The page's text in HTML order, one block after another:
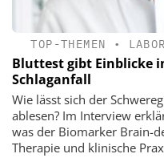
TOP-THEMEN • LABOR
Bluttest gibt Einblicke
Schlaganfall
Wie lässt sich der
ablesen? Im Interview
was der Biomarker Brain-
Therapie und klinische